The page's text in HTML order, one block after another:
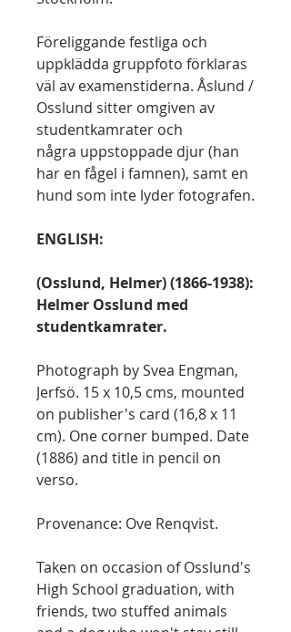
Föreliggande festliga och
uppklädda gruppfoto förklaras
väl av examenstiderna. Åslund /
Osslund sitter omgiven av
studentkamrater och
några uppstoppade djur (han
har en fågel i famnen), samt en
hund som inte lyder fotografen.
ENGLISH:
(Osslund, Helmer) (1866-1938):
Helmer Osslund med
studentkamrater.
Photograph by Svea Engman,
Jerfsö. 15 x 10,5 cms, mounted
on publisher's card (16,8 x 11
cm). One corner bumped. Date
(1886) and title in pencil on
verso.
Provenance: Ove Renqvist.
Taken on occasion of Osslund's
High School graduation, with
friends, two stuffed animals